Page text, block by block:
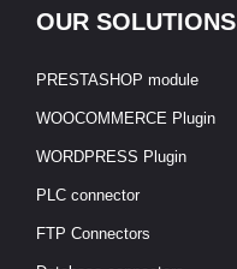
OUR SOLUTIONS
PRESTASHOP module
WOOCOMMERCE Plugin
WORDPRESS Plugin
PLC connector
FTP Connectors